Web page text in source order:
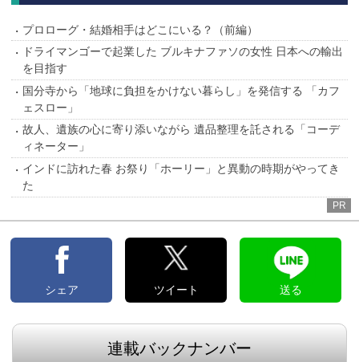
プロローグ・結婚相手はどこにいる？（前編）
ドライマンゴーで起業した ブルキナファソの女性 日本への輸出
を目指す
国分寺から「地球に負担をかけない暮らし」を発信する 「カフ
ェスロー」
故人、遺族の心に寄り添いながら 遺品整理を託される「コーデ
ィネーター」
インドに訪れた春 お祭り「ホーリー」と異動の時期がやってき
た
PR
シェア ツイート 送る
連載バックナンバー